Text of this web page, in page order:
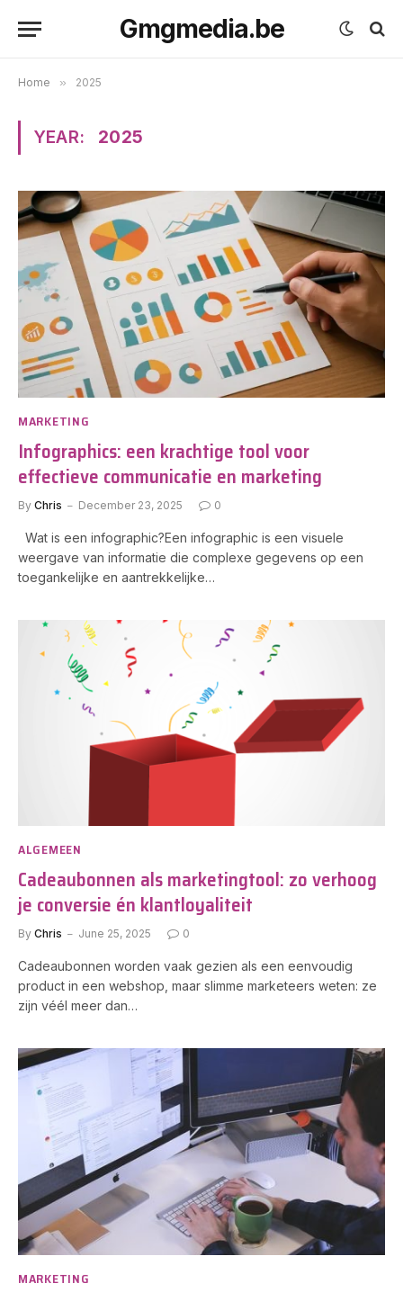
Gmgmedia.be
Home » 2025
YEAR: 2025
MARKETING
Infographics: een krachtige tool voor
effectieve communicatie en marketing
By Chris December 23, 2025 0
Wat is een infographic?Een infographic is een visuele
weergave van informatie die complexe gegevens op een
toegankelijke en aantrekkelijke…
ALGEMEEN
Cadeaubonnen als marketingtool: zo verhoog
je conversie én klantloyaliteit
By Chris June 25, 2025 0
Cadeaubonnen worden vaak gezien als een eenvoudig
product in een webshop, maar slimme marketeers weten: ze
zijn véél meer dan…
MARKETING